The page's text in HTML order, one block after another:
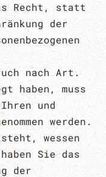
Recht, statt
der
nach Art.
haben, muss
Ihren und
werden.
wessen
Sie das
der